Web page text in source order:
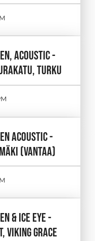
ACOUSTIC -
TURKU
ACOUSTIC -
(VANTAA)
& ICE EYE -
VIKING GRACE